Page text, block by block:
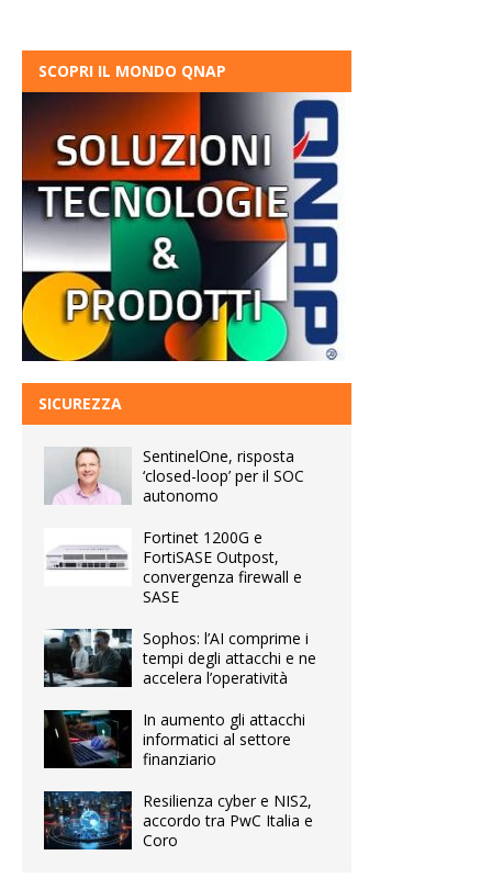
SCOPRI IL MONDO QNAP
SICUREZZA
SentinelOne, risposta
‘closed-loop’ per il SOC
autonomo
Fortinet 1200G e
FortiSASE Outpost,
convergenza firewall e
SASE
Sophos: l’AI comprime i
tempi degli attacchi e ne
accelera l’operatività
In aumento gli attacchi
informatici al settore
finanziario
Resilienza cyber e NIS2,
accordo tra PwC Italia e
Coro